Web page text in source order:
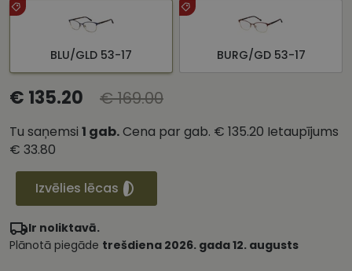
BLU/GLD 53-17 BURG/GD 53-17
€ 135.20 € 169.00
Tu saņemsi 1 gab.Cena par gab. € 135.20 Ietaupījums
€ 33.80
Izvēlies lēcas
Ir noliktavā.
Plānotā piegāde trešdiena 2026. gada 12. augusts